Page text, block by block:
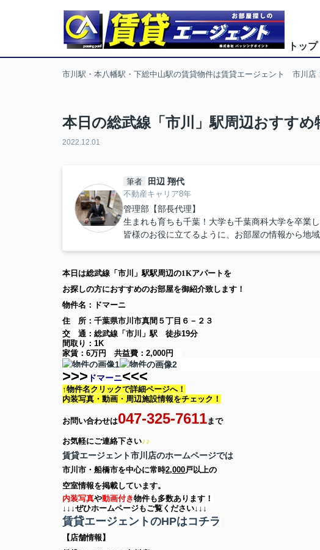
トップ
市川駅・本八幡駅・下総中山駅の賃貸物件は賃貸エージェント 市川店
本日の総武線「市川」駅周辺おすすめ
2022.12.01
筆者 田辺 翔代
不動産キャリア8年
管理部【部長代理】
生まれも育ちも千葉！大学も千葉商科大学を卒業
皆様のお役に立てるように、お部屋の情報から地
本日は総武線「市川」駅駅周辺の1Kアパート を
お探しの方におすすめのお部屋を御紹介致します！
物件名：ドマーニ
住 所： 千葉県市川市真間５丁目６－２３
交 通：総武線「市川」駅 徒歩19分
間取り： 1K
家賃： 6万円 共益費： 2,000円
>>> ドマーニ<<<
↑物件名クリックで詳細ページへ！
内装写真・動画・ 周辺施設情報をチェック！
お問い合わせは047-325-7611まで
お気軽にご連絡下さい♪♪
賃貸エージェント市川店のホームページでは
市川市・船橋市を中心に常時2,000戸以上の
空室情報を掲載しています。
内装写真や動画付き物件も多数あります！
↓↓↓ぜひホームページもご覧ください↓↓↓
賃貸エージェントのHPはコチラ
【店舗情報】